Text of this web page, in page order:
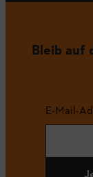
Bleib auf
E-Mail-